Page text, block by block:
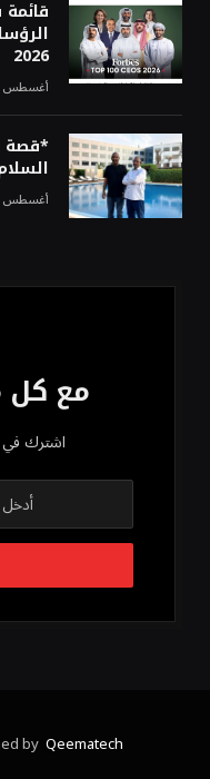
2026
أغسطس 7, 2026
*قصة
أغسطس 7, 2026
مع كل
اشترك في
by Qeematech